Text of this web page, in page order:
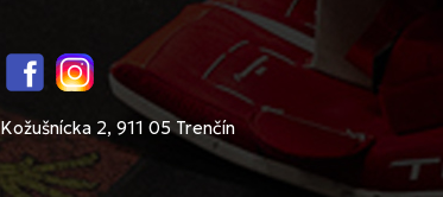
FacebookInstagram
Kožušnícka 2, 911 05 Trenčín